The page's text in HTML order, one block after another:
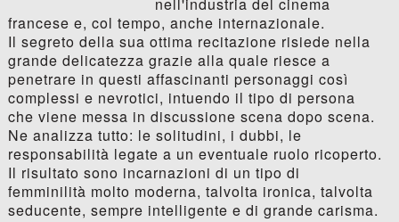
nell'industria del cinema
francese e, col tempo, anche internazionale.
Il segreto della sua ottima recitazione risiede nella
grande delicatezza grazie alla quale riesce a
penetrare in questi affascinanti personaggi così
complessi e nevrotici, intuendo il tipo di persona
che viene messa in discussione scena dopo scena.
Ne analizza tutto: le solitudini, i dubbi, le
responsabilità legate a un eventuale ruolo ricoperto.
Il risultato sono incarnazioni di un tipo di
femminilità molto moderna, talvolta ironica, talvolta
seducente, sempre intelligente e di grande carisma.